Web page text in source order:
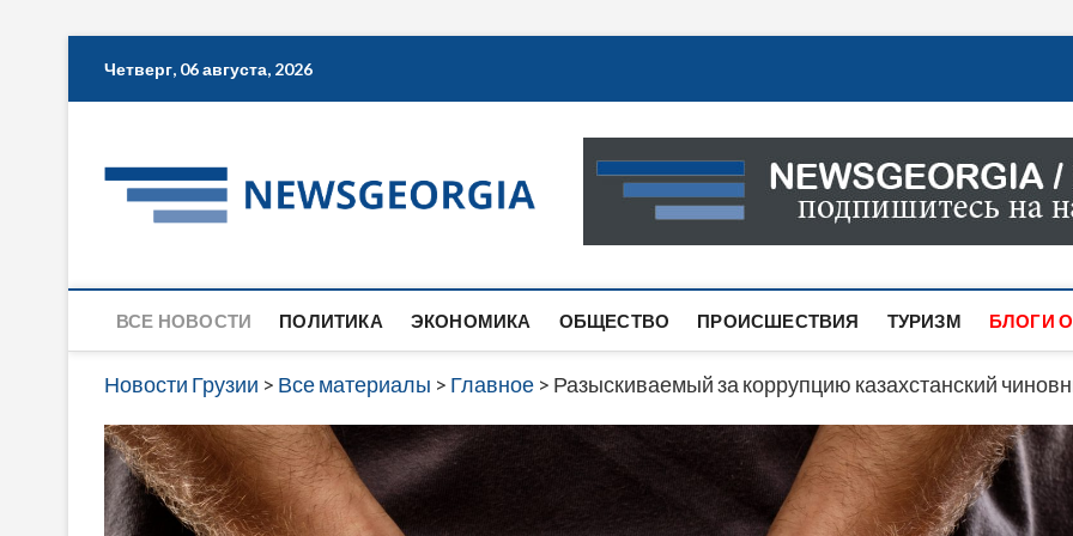
Четверг, 06 августа, 2026
Новости Грузии
САМАЯ АКТУАЛЬНАЯ ИНФОРМАЦИЯ О СОБЫТИЯХ
САЙТЕ ВЫ НАЙДЕТЕ НОВОСТИ ПОЛИТИКИ,
ВСЕ НОВОСТИ ПОЛИТИКА ЭКОНОМИКА ОБЩЕСТВО ПРОИСШЕСТВИЯ ТУРИЗМ БЛОГИ
Новости Грузии > Все материалы > Главное > Разыскиваемый за коррупцию казахстанский